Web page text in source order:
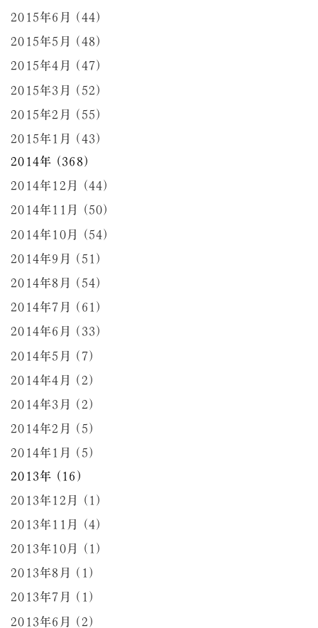
2015年6月 (44)
2015年5月 (48)
2015年4月 (47)
2015年3月 (52)
2015年2月 (55)
2015年1月 (43)
2014年 (368)
2014年12月 (44)
2014年11月 (50)
2014年10月 (54)
2014年9月 (51)
2014年8月 (54)
2014年7月 (61)
2014年6月 (33)
2014年5月 (7)
2014年4月 (2)
2014年3月 (2)
2014年2月 (5)
2014年1月 (5)
2013年 (16)
2013年12月 (1)
2013年11月 (4)
2013年10月 (1)
2013年8月 (1)
2013年7月 (1)
2013年6月 (2)